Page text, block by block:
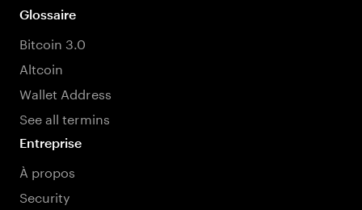
Glossaire
Bitcoin 3.0
Altcoin
Wallet Address
See all termins
Entreprise
À propos
Security